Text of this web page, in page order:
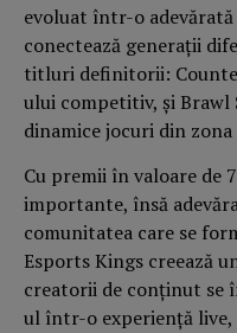
evoluat într-o
conectează generații
titluri definitorii:
ului competitiv, și
dinamice jocuri din zona
Cu premii în valoare de
importante, însă
comunitatea care se
Esports Kings creează
creatorii de conținut se
ul într-o experiență live,